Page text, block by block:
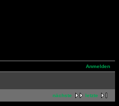
Anmelden
nächste letzte